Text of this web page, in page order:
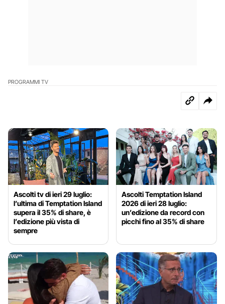
PROGRAMMI TV
Ascolti tv di ieri 29 luglio:
l’ultima di Temptation Island
supera il 35% di share, è
l’edizione più vista di
sempre
Ascolti Temptation Island
2026 di ieri 28 luglio:
un’edizione da record con
picchi fino al 35% di share